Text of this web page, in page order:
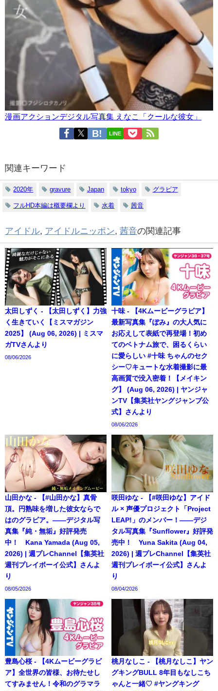
漫画アクションデジタル写真集 えなこ「クールな彼女」
LINE
関連キーワード
2020年 gravure Japan tokyo グラビア
フルHD本編は概要欄より 水着 茜音
アイドル, アイドルニッポン, 茜音の関連記事
太田しずく - 【太田しずく】力強
く生きていく【ミスマガジン
2025】 (Aug 06, 2026) | ミスマ
ガTVさんより
08/06/2026
十味 - 【4Kムービーグラビア】
最新写真集『ぽみ』の大人気に
お応えして表紙で再登場！初め
てのベトナム旅で、困るくらい
に愛らしい #十味 ちゃんのセク
シー♡キュートな水着撮影に最
高画質で没入密着！【メイキン
グ】 (Aug 06, 2026) | ヤンジャ
ンTV【集英社ヤングジャンプ公
式】さんより
08/06/2026
山田かな - 【#山田かな】真骨
頂。円熟味を増した彼女ならで
はのグラビア。――デジタル写
真集『純・無垢』好評発売
中！ Kana Yamada (Aug 05,
2026) | 週プレChannel【集英社
週刊プレイボーイ公式】さんよ
り
08/05/2026
咲田ゆな - 【#咲田ゆな】アイド
ル × 声優プロジェクト「Project
LEAP!」のメンバー！――デジ
タル写真集『Sunflower』好評発
売中！ Yuna Sakita (Aug 04,
2026) | 週プレChannel【集英社
週刊プレイボーイ公式】さんよ
り
08/04/2026
豊島心桜 - 【4Kムービーグラビ
ア】全世界の皆様、お待たせし
てすみません！令和のグラマラ
桃月なしこ - 【桃月なしこ】ヤン
グキングBULL 8年目もなしこち
ゃんと一緒♡ #ヤングキング